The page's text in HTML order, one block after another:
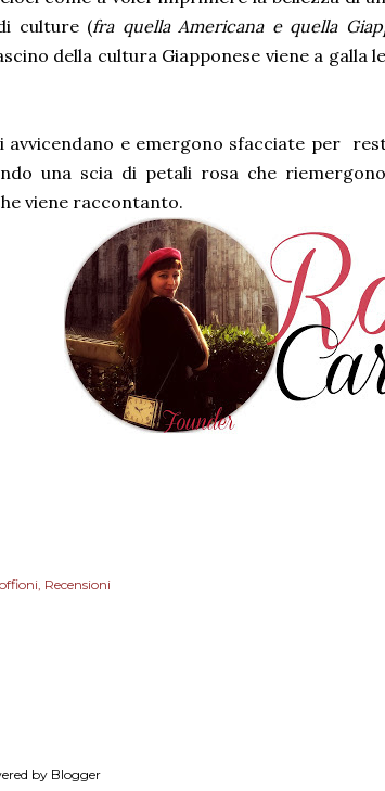
culture (fra quella Americana e quella
della cultura Giapponese viene a galla
avvicendano e emergono sfacciate per
una scia di petali rosa che
viene raccontanto.
Recensioni
by Blogger